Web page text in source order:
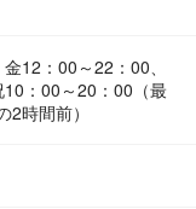
12：00～22：00、
：00～20：00（最
時間前）